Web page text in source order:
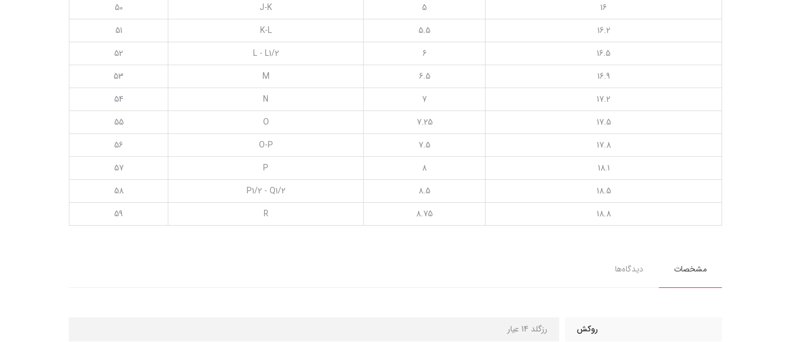
16
5
J-K
50
16.2
5.5
K-L
51
16.5
6
L - L1/2
52
16.9
6.5
M
53
17.2
7
N
54
17.5
7.25
O
55
17.8
7.5
O-P
56
18.1
8
P
57
18.5
8.5
P1/2 - Q1/2
58
18.8
8.75
R
59
مشخصات دیدگاه‌ها
روکش رزگلد 14 عیار